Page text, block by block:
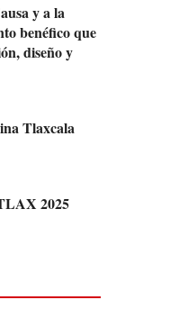
y a la
benéfico que
diseño y
Tlaxcala
2025